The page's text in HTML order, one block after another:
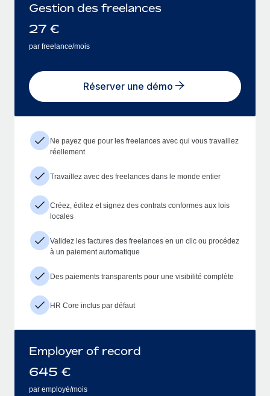
Gestion des freelances
27 €
par freelance/mois
Réserver une démo
Ne payez que pour les freelances avec qui vous travaillez
réellement
Travaillez avec des freelances dans le monde entier
Créez, éditez et signez des contrats conformes aux lois
locales
Validez les factures des freelances en un clic ou procédez
à un paiement automatique
Des paiements transparents pour une visibilité complète
HR Core inclus par défaut
Employer of record
645 €
par employé/mois